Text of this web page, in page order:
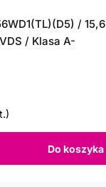
/
/ Klasa A-
Do koszyka